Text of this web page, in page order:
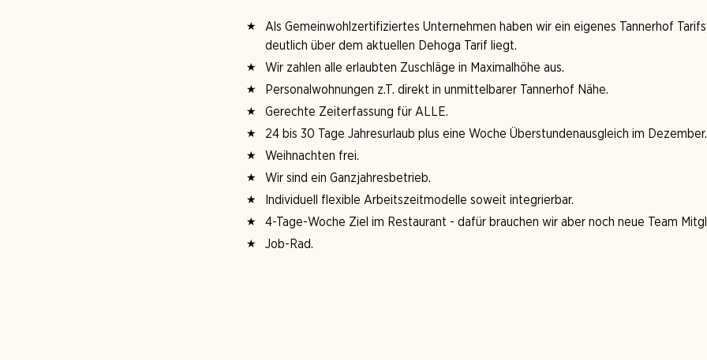
Als Gemeinwohlzertifiziertes Unternehmen haben wir ein eigenes Tannerhof
deutlich über dem aktuellen Dehoga Tarif liegt.
Wir zahlen alle erlaubten Zuschläge in Maximalhöhe aus.
Personalwohnungen z.T. direkt in unmittelbarer Tannerhof Nähe.
Gerechte Zeiterfassung für ALLE.
24 bis 30 Tage Jahresurlaub plus eine Woche Überstundenausgleich im Dezember.
Weihnachten frei.
Wir sind ein Ganzjahresbetrieb.
Individuell flexible Arbeitszeitmodelle soweit integrierbar.
4-Tage-Woche Ziel im Restaurant - dafür brauchen wir aber noch neue Team
Job-Rad.